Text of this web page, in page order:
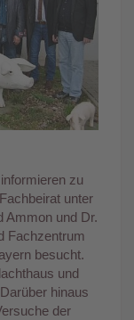
zu
unter
Ammon und Dr.
Fachzentrum
besucht.
und
hinaus
der